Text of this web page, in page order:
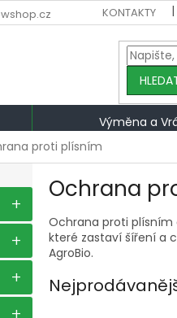
KONTAKTY
Výměna a
proti plísním
Ochrana
Ochrana proti plísním
které zastaví šíření a
AgroBio.